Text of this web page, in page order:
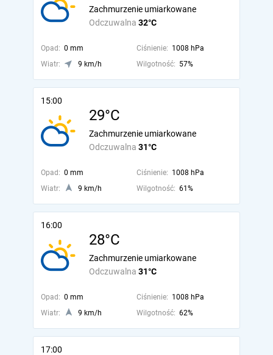
Odczuwalna 32°C
Zachmurzenie umiarkowane
Opad: 0 mm Ciśnienie: 1008 hPa
Wiatr:
9 km/h Wilgotność: 57%
15:00
29°C
Odczuwalna 31°C
Zachmurzenie umiarkowane
Opad: 0 mm Ciśnienie: 1008 hPa
Wiatr:
9 km/h Wilgotność: 61%
16:00
28°C
Odczuwalna 31°C
Zachmurzenie umiarkowane
Opad: 0 mm Ciśnienie: 1008 hPa
Wiatr:
9 km/h Wilgotność: 62%
17:00